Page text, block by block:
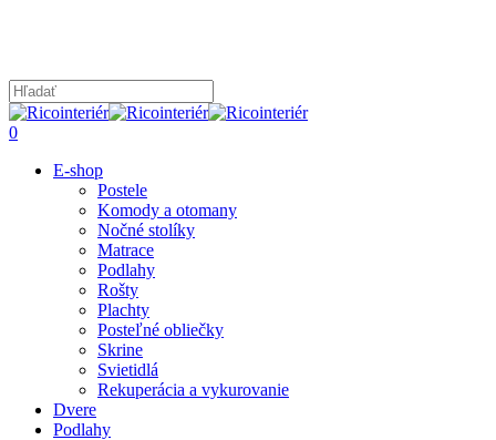
content
Close
Search
search
0
E-shop
Postele
Komody a otomany
Nočné stolíky
Matrace
Podlahy
Rošty
Plachty
Posteľné obliečky
Skrine
Svietidlá
Rekuperácia a vykurovanie
Dvere
Podlahy